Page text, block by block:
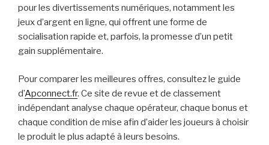
pour les divertissements numériques, notamment les
jeux d’argent en ligne, qui offrent une forme de
socialisation rapide et, parfois, la promesse d’un petit
gain supplémentaire.
Pour comparer les meilleures offres, consultez le guide
d’Apconnect.fr. Ce site de revue et de classement
indépendant analyse chaque opérateur, chaque bonus et
chaque condition de mise afin d’aider les joueurs à choisir
le produit le plus adapté à leurs besoins.